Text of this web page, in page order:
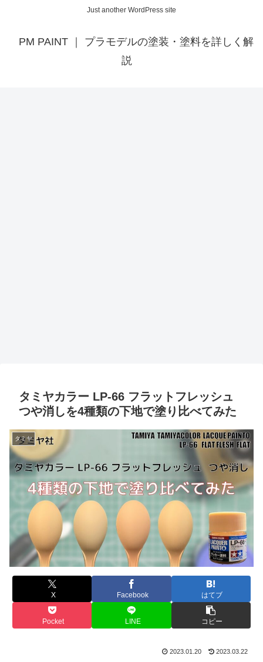
Just another WordPress site
PM PAINT ｜ プラモデルの塗装・塗料を詳しく解
説
タミヤカラー LP-66 フラットフレッシュ
つや消しを4種類の下地で塗り比べてみた
タミヤ
X Facebook はてブ
Pocket LINE コピー
2023.01.20 2023.03.22